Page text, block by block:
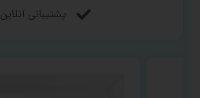
پشتیبانی آنلاین